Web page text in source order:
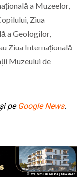
a Muzeelor,
Ziua
a Geologilor,
Ziua Internațională
Muzeului de
pe Google News.